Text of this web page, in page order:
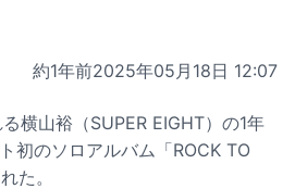
約1年前2025年05月18日 12:07
横山裕（SUPER EIGHT）の1年
初のソロアルバム「ROCK TO
た。